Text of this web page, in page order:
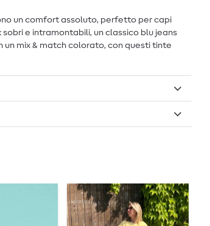
un comfort assoluto, perfetto per capi
e intramontabili, un classico blu jeans
mix & match colorato, con questi tinte